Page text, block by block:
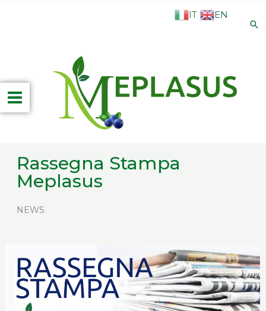
IT EN
Menu
Rassegna Stampa
Meplasus
NEWS